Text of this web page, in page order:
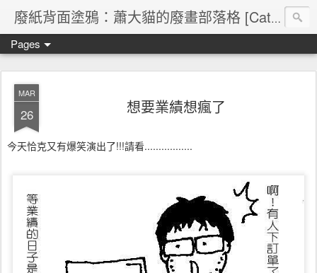
廢紙背面塗鴉：蕭大貓的廢畫部落格 [Cat's blog]
Pages
MAR
26 想要業績想瘋了
今天恰克又有爆笑演出了!!!請看.................